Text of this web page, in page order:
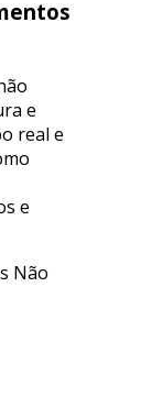
e
real e
e